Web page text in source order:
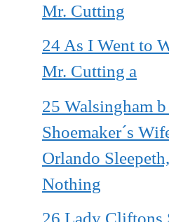
Mr. Cutting
24 As I Went to
Mr. Cutting a
25 Walsingham
Shoemaker´s
Orlando
Nothing
26 Lady Cliftons